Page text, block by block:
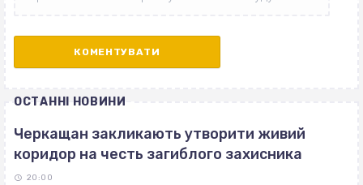
ОСТАННІ НОВИНИ
Черкащан закликають утворити живий
коридор на честь загиблого захисника
20:00